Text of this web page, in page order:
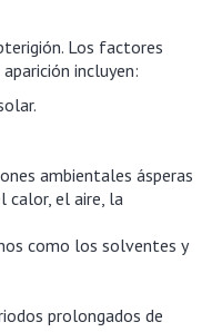
Los factores
incluyen:
ambientales ásperas
calor, el aire, la
como los solventes y
prolongados de